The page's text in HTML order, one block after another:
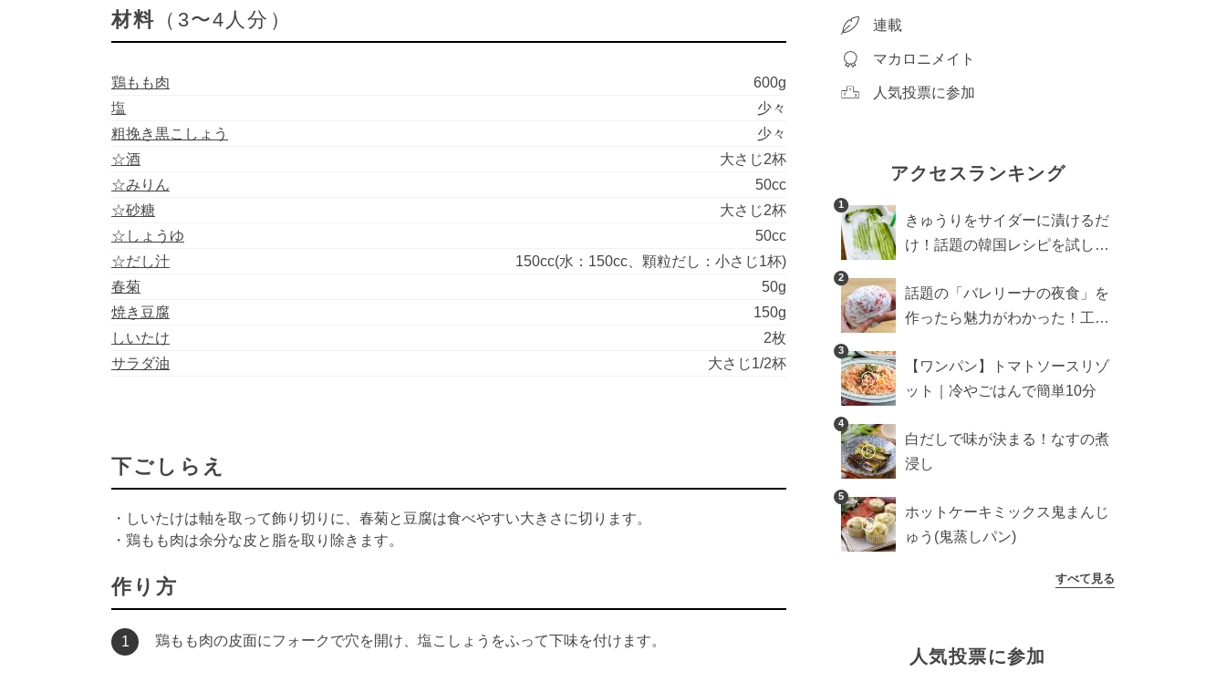
材料 （3〜4人分）
鶏もも肉
600g
塩
少々
粗挽き黒こしょう
少々
☆酒
大さじ2杯
☆みりん
50cc
☆砂糖
大さじ2杯
☆しょうゆ
50cc
☆だし汁
150cc(水：150cc、顆粒だし：小さじ1杯)
春菊
50g
焼き豆腐
150g
しいたけ
2枚
サラダ油
大さじ1/2杯
下ごしらえ
・しいたけは軸を取って飾り切りに、春菊と豆腐は食べやすい大きさに切ります。
・鶏もも肉は余分な皮と脂を取り除きます。
作り方
1 鶏もも肉の皮面にフォークで穴を開け、塩こしょうをふって下味を付けます。
連載
マカロニメイト
人気投票に参加
アクセスランキング
1
きゅうりをサイダーに漬けるだ
け！話題の韓国レシピを試した
2
話題の「バレリーナの夜食」を
作ったら魅力がわかった！工程
3
【ワンパン】トマトソースリゾ
ット｜冷やごはんで簡単10分
4
白だしで味が決まる！なすの煮
浸し
5
ホットケーキミックス鬼まんじ
ゅう(鬼蒸しパン)
すべて見る
人気投票に参加